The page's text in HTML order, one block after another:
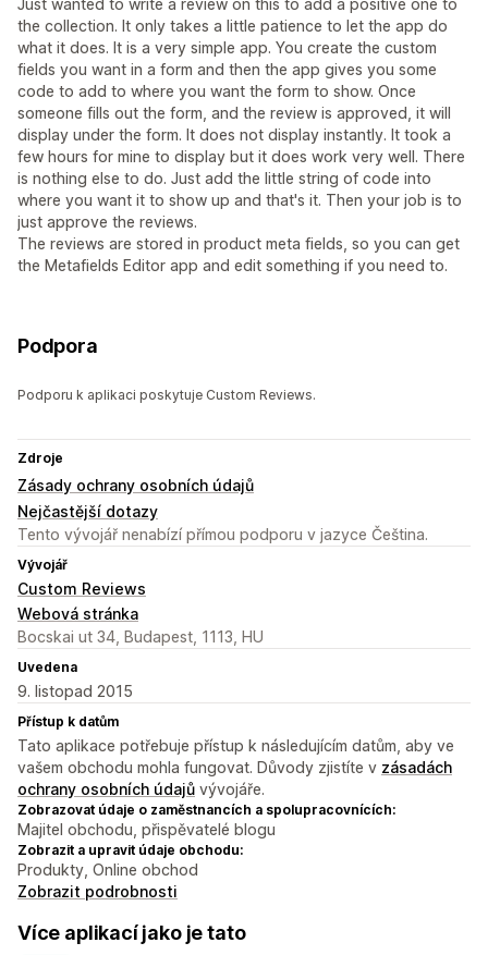
Just wanted to write a review on this to add a positive one to
the collection. It only takes a little patience to let the app do
what it does. It is a very simple app. You create the custom
fields you want in a form and then the app gives you some
code to add to where you want the form to show. Once
someone fills out the form, and the review is approved, it will
display under the form. It does not display instantly. It took a
few hours for mine to display but it does work very well. There
is nothing else to do. Just add the little string of code into
where you want it to show up and that's it. Then your job is to
just approve the reviews.
The reviews are stored in product meta fields, so you can get
the Metafields Editor app and edit something if you need to.
Podpora
Podporu k aplikaci poskytuje Custom Reviews.
Zdroje
Zásady ochrany osobních údajů
Nejčastější dotazy
Tento vývojář nenabízí přímou podporu v jazyce Čeština.
Vývojář
Custom Reviews
Webová stránka
Bocskai ut 34, Budapest, 1113, HU
Uvedena
9. listopad 2015
Přístup k datům
Tato aplikace potřebuje přístup k následujícím datům, aby ve
vašem obchodu mohla fungovat. Důvody zjistíte v zásadách
ochrany osobních údajů vývojáře.
Zobrazovat údaje o zaměstnancích a spolupracovnících:
Majitel obchodu, přispěvatelé blogu
Zobrazit a upravit údaje obchodu:
Produkty, Online obchod
Zobrazit podrobnosti
Více aplikací jako je tato